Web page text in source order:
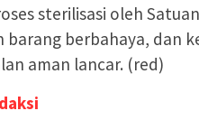
sterilisasi oleh
barang berbahaya, dan
aman lancar. (red)